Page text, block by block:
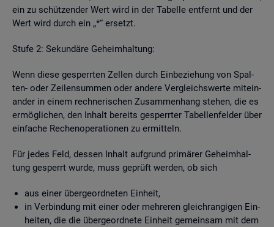
ein zu schüt­zen­der Wert wird in der Ta­bel­le ent­fernt und der
Wert wird durch ein „*“ er­setzt.
Stufe 2: Se­kun­dä­re Ge­heim­hal­tung:
Wenn diese ge­sperr­ten Zel­len durch Ein­be­zie­hung von Spal­
ten- oder Zei­len­sum­men oder an­de­re Ver­gleichs­wer­te mit­ein­
an­der in einem rech­ne­ri­schen Zu­sam­men­hang ste­hen, die es
er­mög­li­chen, den In­halt be­reits ge­sperr­ter Ta­bel­len­fel­der über
ein­fa­che Re­chen­ope­ra­tio­nen zu er­mit­teln.
Für jedes Feld, des­sen In­halt auf­grund pri­mä­rer Ge­heim­hal­
tung ge­sperrt wurde, muss ge­prüft wer­den, ob sich
aus einer über­ge­ord­ne­ten Ein­heit,
in Ver­bin­dung mit einer oder meh­re­ren gleich­ran­gi­gen Ein­
hei­ten, die die über­ge­ord­ne­te Ein­heit ge­mein­sam mit dem